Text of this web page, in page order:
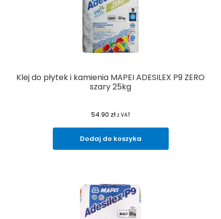
Klej do płytek i kamienia MAPEI ADESILEX P9 ZERO
szary 25kg
54.90 zł z VAT
Dodaj do koszyka